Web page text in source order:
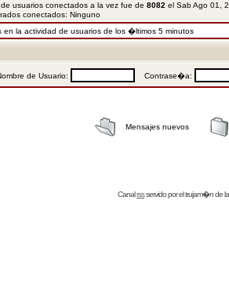
usuarios conectados a la vez fue de 8082 el Sab Ago 01,
conectados: Ninguno
la actividad de usuarios de los �ltimos 5 minutos
de Usuario: Contrase�a:
Mensajes nuevos
Canalrssservido por eltrujam�nde